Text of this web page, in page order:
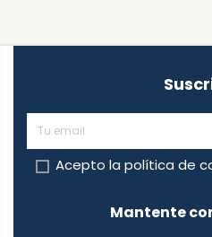
Acepto la política de
Mantente